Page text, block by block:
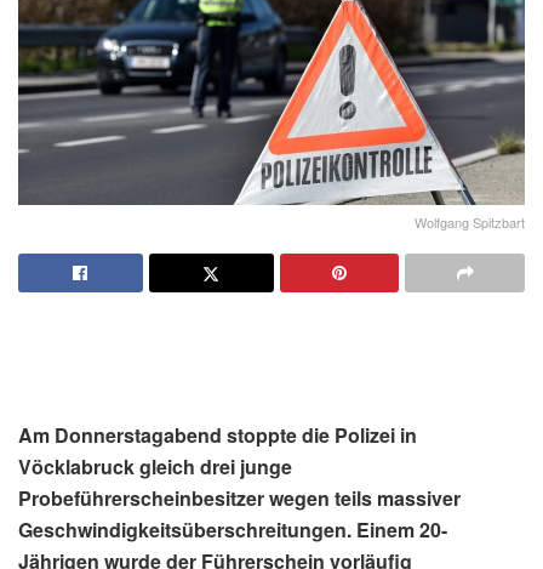
Wolfgang Spitzbart
Am Donnerstagabend stoppte die Polizei in
Vöcklabruck gleich drei junge
Probeführerscheinbesitzer wegen teils massiver
Geschwindigkeitsüberschreitungen. Einem 20-
Jährigen wurde der Führerschein vorläufig